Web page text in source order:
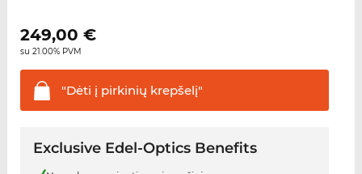
249,00 €
su 21.00% PVM
"Dėti į pirkinių krepšelį"
Exclusive Edel-Optics Benefits